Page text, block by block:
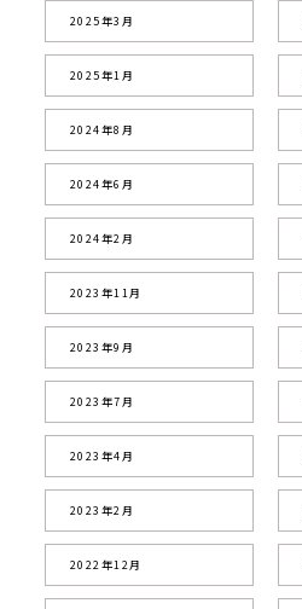
2025年3月
2025年1月
2024年8月
2024年6月
2024年2月
2023年11月
2023年9月
2023年7月
2023年4月
2023年2月
2022年12月